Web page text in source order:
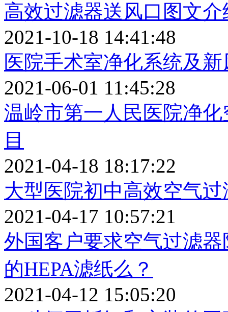
高效过滤器送风口图文介
2021-10-18 14:41:48
医院手术室净化系统及
2021-06-01 11:45:28
温岭市第一人民医院净
目
2021-04-18 18:17:22
大型医院初中高效空气
2021-04-17 10:57:21
外国客户要求空气过滤
的HEPA滤纸么？
2021-04-12 15:05:20